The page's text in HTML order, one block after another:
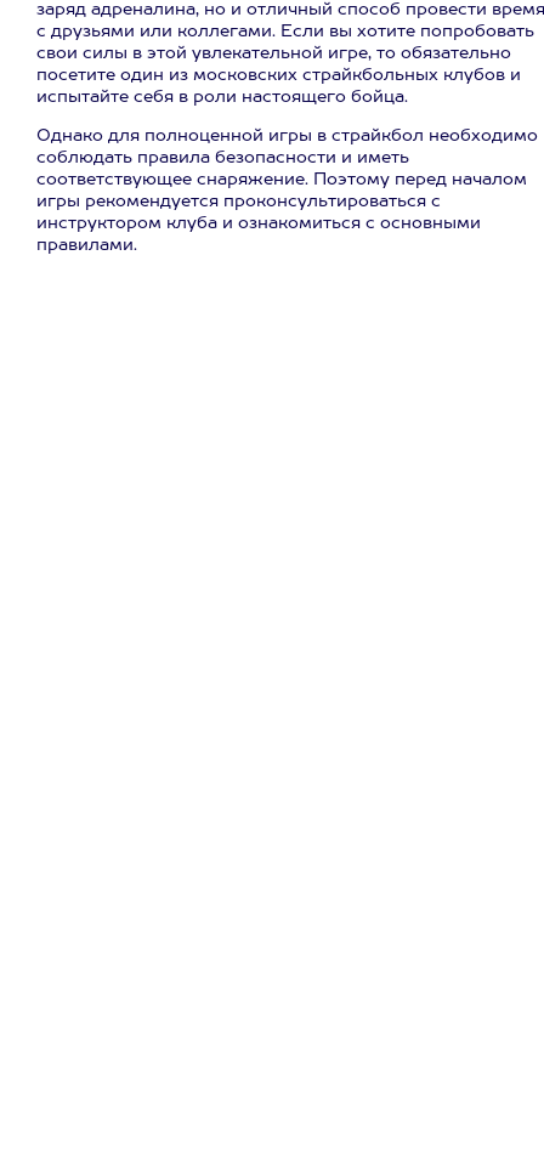
заряд адреналина, но и отличный способ провести время
с друзьями или коллегами. Если вы хотите попробовать
свои силы в этой увлекательной игре, то обязательно
посетите один из московских страйкбольных клубов и
испытайте себя в роли настоящего бойца.
Однако для полноценной игры в страйкбол необходимо
соблюдать правила безопасности и иметь
соответствующее снаряжение. Поэтому перед началом
игры рекомендуется проконсультироваться с
инструктором клуба и ознакомиться с основными
правилами.